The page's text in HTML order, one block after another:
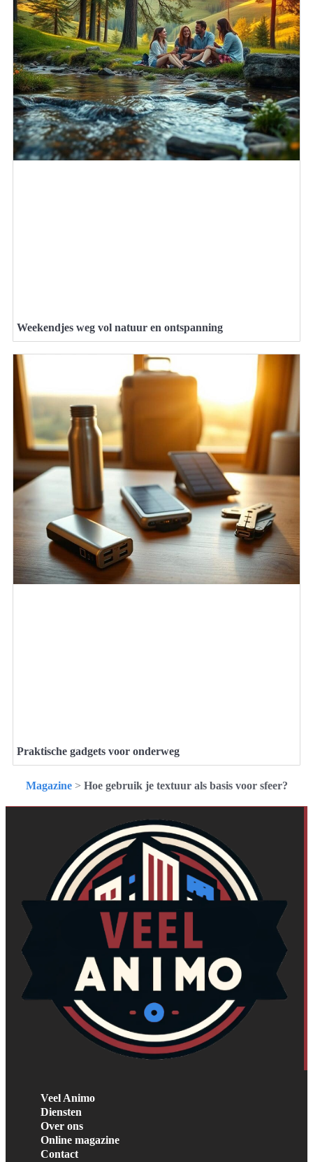
Weekendjes weg vol natuur en ontspanning
Praktische gadgets voor onderweg
Magazine> Hoe gebruik je textuur als basis voor sfeer?
Veel Animo
Diensten
Over ons
Online magazine
Contact